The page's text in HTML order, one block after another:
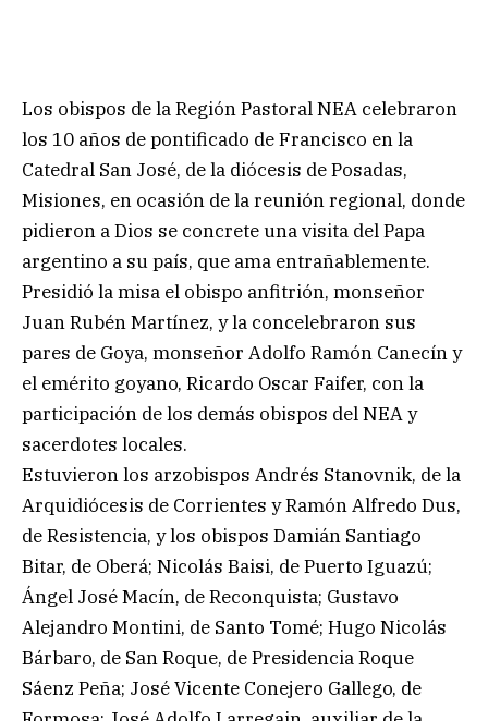
Los obispos de la Región Pastoral NEA celebraron
los 10 años de pontificado de Francisco en la
Catedral San José, de la diócesis de Posadas,
Misiones, en ocasión de la reunión regional, donde
pidieron a Dios se concrete una visita del Papa
argentino a su país, que ama entrañablemente.
Presidió la misa el obispo anfitrión, monseñor
Juan Rubén Martínez, y la concelebraron sus
pares de Goya, monseñor Adolfo Ramón Canecín y
el emérito goyano, Ricardo Oscar Faifer, con la
participación de los demás obispos del NEA y
sacerdotes locales.
Estuvieron los arzobispos Andrés Stanovnik, de la
Arquidiócesis de Corrientes y Ramón Alfredo Dus,
de Resistencia, y los obispos Damián Santiago
Bitar, de Oberá; Nicolás Baisi, de Puerto Iguazú;
Ángel José Macín, de Reconquista; Gustavo
Alejandro Montini, de Santo Tomé; Hugo Nicolás
Bárbaro, de San Roque, de Presidencia Roque
Sáenz Peña; José Vicente Conejero Gallego, de